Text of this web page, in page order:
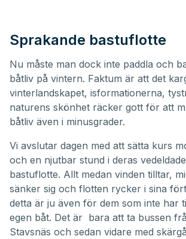
Sprakande bastuflotte
Nu måste man dock inte paddla och
båtliv på vintern. Faktum är att det
vinterlandskapet, isformationerna,
naturens skönhet räcker gott för att
båtliv även i minusgrader.
Vi avslutar dagen med att sätta kurs
och en njutbar stund i deras
bastuflotte. Allt medan vinden tilltar,
sänker sig och flotten rycker i sina
detta är ju även för dem som inte har
egen båt. Det är bara att ta bussen
Stavsnäs och sedan vidare med